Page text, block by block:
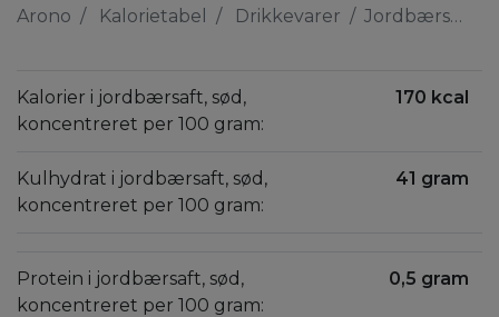
Arono Kalorietabel Drikkevarer Jordbærsaft, sød, koncentreret
Kalorier i jordbærsaft, sød,
koncentreret per 100 gram:
170 kcal
Kulhydrat i jordbærsaft, sød,
koncentreret per 100 gram:
41 gram
Protein i jordbærsaft, sød,
koncentreret per 100 gram:
0,5 gram